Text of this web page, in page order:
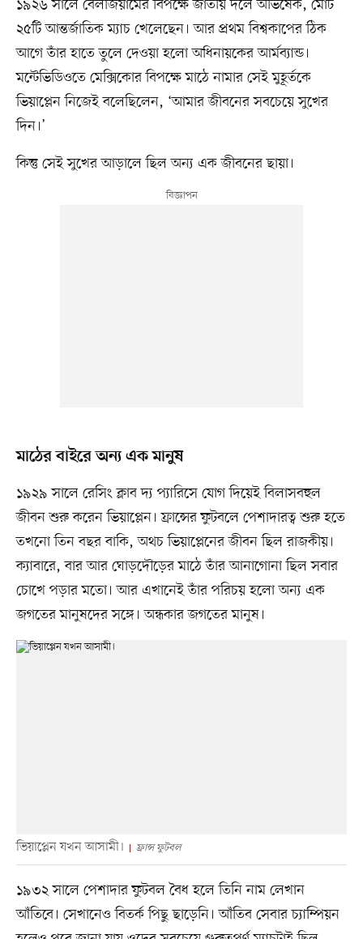
১৯২৬ সালে বেলজিয়ামের বিপক্ষে জাতীয় দলে অভিষেক, মোট
২৫টি আন্তর্জাতিক ম্যাচ খেলেছেন। আর প্রথম বিশ্বকাপের ঠিক
আগে তাঁর হাতে তুলে দেওয়া হলো অধিনায়কের আর্মব্যান্ড।
মন্টেভিডিওতে মেক্সিকোর বিপক্ষে মাঠে নামার সেই মুহূর্তকে
ভিয়াপ্লেন নিজেই বলেছিলেন, ‘আমার জীবনের সবচেয়ে সুখের
দিন।’
কিন্তু সেই সুখের আড়ালে ছিল অন্য এক জীবনের ছায়া।
মাঠের বাইরে অন্য এক মানুষ
১৯২৯ সালে রেসিং ক্লাব দ্য প্যারিসে যোগ দিয়েই বিলাসবহুল
জীবন শুরু করেন ভিয়াপ্লেন। ফ্রান্সের ফুটবলে পেশাদারত্ব শুরু হতে
তখনো তিন বছর বাকি, অথচ ভিয়াপ্লেনের জীবন ছিল রাজকীয়।
ক্যাবারে, বার আর ঘোড়দৌড়ের মাঠে তাঁর আনাগোনা ছিল সবার
চোখে পড়ার মতো। আর এখানেই তাঁর পরিচয় হলো অন্য এক
জগতের মানুষদের সঙ্গে। অন্ধকার জগতের মানুষ।
ভিয়াপ্লেন যখন আসামী। ফ্রান্স ফুটবল
১৯৩২ সালে পেশাদার ফুটবল বৈধ হলে তিনি নাম লেখান
আঁতিবে। সেখানেও বিতর্ক পিছু ছাড়েনি। আঁতিব সেবার চ্যাম্পিয়ন